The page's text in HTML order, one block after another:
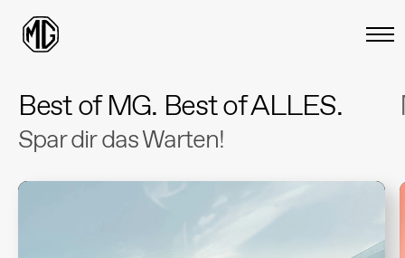
Best of MG. Best of ALLES.
Spar dir das Warten!